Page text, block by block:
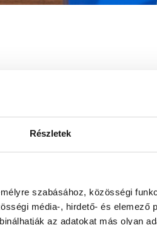
Részletek
szabásához, közösségi
média-, hirdető- és elemező
az adatokat más olyan
gátat vessek
álló
elnök lesz,
mint